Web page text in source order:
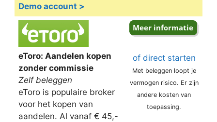
Demo account >
eToro: Aandelen kopen
zonder commissie
Zelf beleggen
eToro is populaire broker
voor het kopen van
aandelen. Al vanaf € 45,-
of direct starten
Met beleggen loopt je
vermogen risico. Er zijn
andere kosten van
toepassing.